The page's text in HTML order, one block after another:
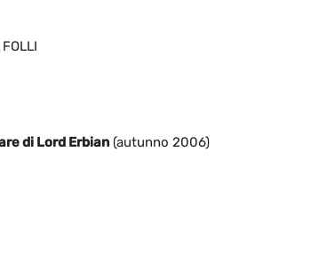
di Lord Erbian (autunno 2006)